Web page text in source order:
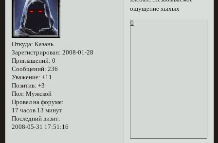
Откуда: Казань
Зарегистрирован: 2008-01-28
Приглашений: 0
Сообщений: 236
Уважение: +11
Позитив: +3
Пол: Мужской
Провел на форуме:
17 часов 13 минут
Последний визит:
2008-05-31 17:51:16
ощущение хыхых
0